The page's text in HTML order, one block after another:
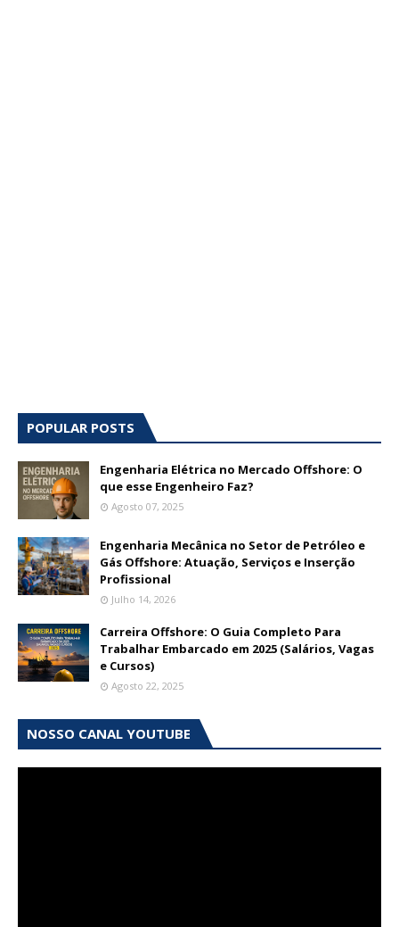
POPULAR POSTS
Engenharia Elétrica no Mercado Offshore: O
que esse Engenheiro Faz?
Agosto 07, 2025
Engenharia Mecânica no Setor de Petróleo e
Gás Offshore: Atuação, Serviços e Inserção
Profissional
Julho 14, 2026
Carreira Offshore: O Guia Completo Para
Trabalhar Embarcado em 2025 (Salários, Vagas
e Cursos)
Agosto 22, 2025
NOSSO CANAL YOUTUBE